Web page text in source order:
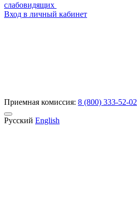
слабовидящих
Вход в личный кабинет
Приемная комиссия: 8 (800) 333-52-02
Русский English